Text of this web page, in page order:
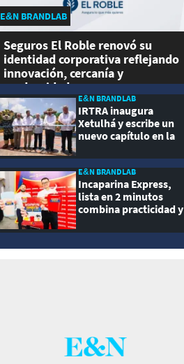
E&N BRANDLAB
Seguros El Roble renovó su
identidad corporativa reflejando
innovación, cercanía y
modernidad
E&N BRANDLAB
IRTRA inaugura
Xetulhá y escribe un
nuevo capítulo en la
recreación de
Guatemala
E&N BRANDLAB
Incaparina Express,
lista en 2 minutos
combina practicidad y